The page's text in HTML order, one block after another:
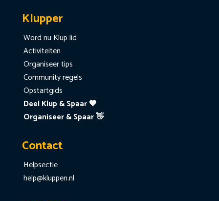
Klupper
Word nu Klup lid
Activiteiten
Organiseer tips
Community regels
Opstartgids
Deel Klup & Spaar 💙
Organiseer & Spaar 👋
Contact
Helpsectie
help@kluppen.nl